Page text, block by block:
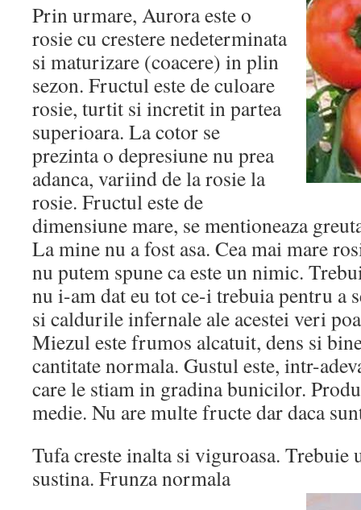
Prin urmare, Aurora este o
rosie cu crestere nedeterminata
si maturizare (coacere) in plin
sezon. Fructul este de culoare
rosie, turtit si incretit in partea
superioara. La cotor se
prezinta o depresiune nu prea
adanca, variind de la rosie la
rosie. Fructul este de
dimensiune mare, se mentioneaza
La mine nu a fost asa. Cea mai mare
nu putem spune ca este un nimic.
nu i-am dat eu tot ce-i trebuia pentru a
si caldurile infernale ale acestei veri
Miezul este frumos alcatuit, dens si
cantitate normala. Gustul este, intr-
care le stiam in gradina bunicilor.
medie. Nu are multe fructe dar daca
Tufa creste inalta si viguroasa. Trebuie
sustina. Frunza normala